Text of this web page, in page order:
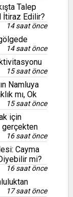
Talep
İtiraz Edilir?
14 saat önce
14 saat önce
15 saat önce
Namluya
mı, Ok
15 saat önce
için
16 saat önce
Cayma
mi?
16 saat önce
17 saat önce